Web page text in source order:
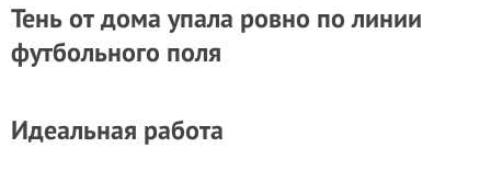
Тень от дома упала ровно по линии
футбольного поля
Идеальная работа